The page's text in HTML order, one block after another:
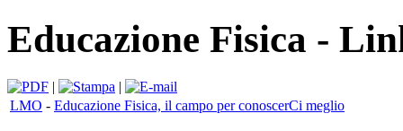
Educazione Fisica -
|
|
LMO - Educazione Fisica, il campo per conoscerCi meglio